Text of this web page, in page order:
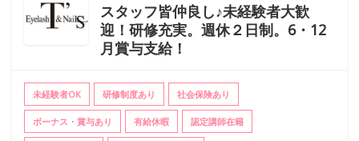
スタッフ皆仲良し♪未経験者大歓
迎！研修充実。週休２日制。6・12
月賞与支給！
未経験者OK 研修制度あり 社会保険あり
ボーナス・賞与あり 有給休暇 認定講師在籍